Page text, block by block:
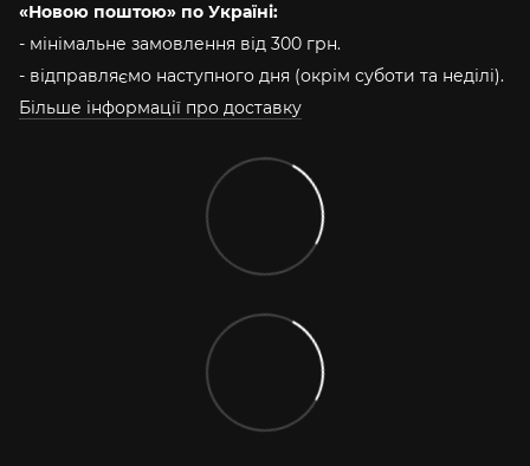
«Новою поштою» по Україні:
- мінімальне замовлення від 300 грн.
- відправляємо наступного дня (окрім суботи та неділі).
Більше інформації про доставку